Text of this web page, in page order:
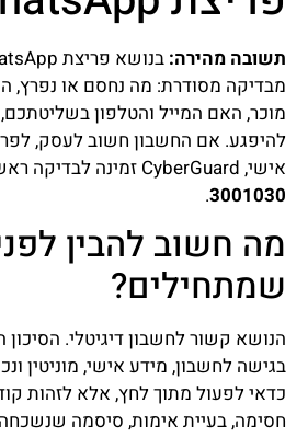
תשובה מהירה:
מבדיקה מסודרת: מה נחסם או נפרץ,
מוכר, האם המייל והטלפון
להיפגע. אם החשבון חשוב לעסק,
אישי, CyberGuard זמינה לבדיקה ראשונית בטלפון
3001030
.
מה חשוב להבין
שמתחילים?
הנושא קשור לחשבון דיגיטלי. הסיכון
בגישה לחשבון, מידע אישי, מוניטין
כדאי לפעול מתוך לחץ, אלא לזהות
חסימה, בעיית אימות, סיסמה